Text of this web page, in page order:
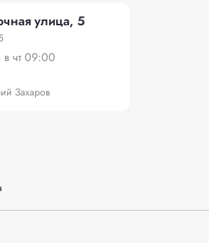
улица, 5
в чт 09:00
Захаров